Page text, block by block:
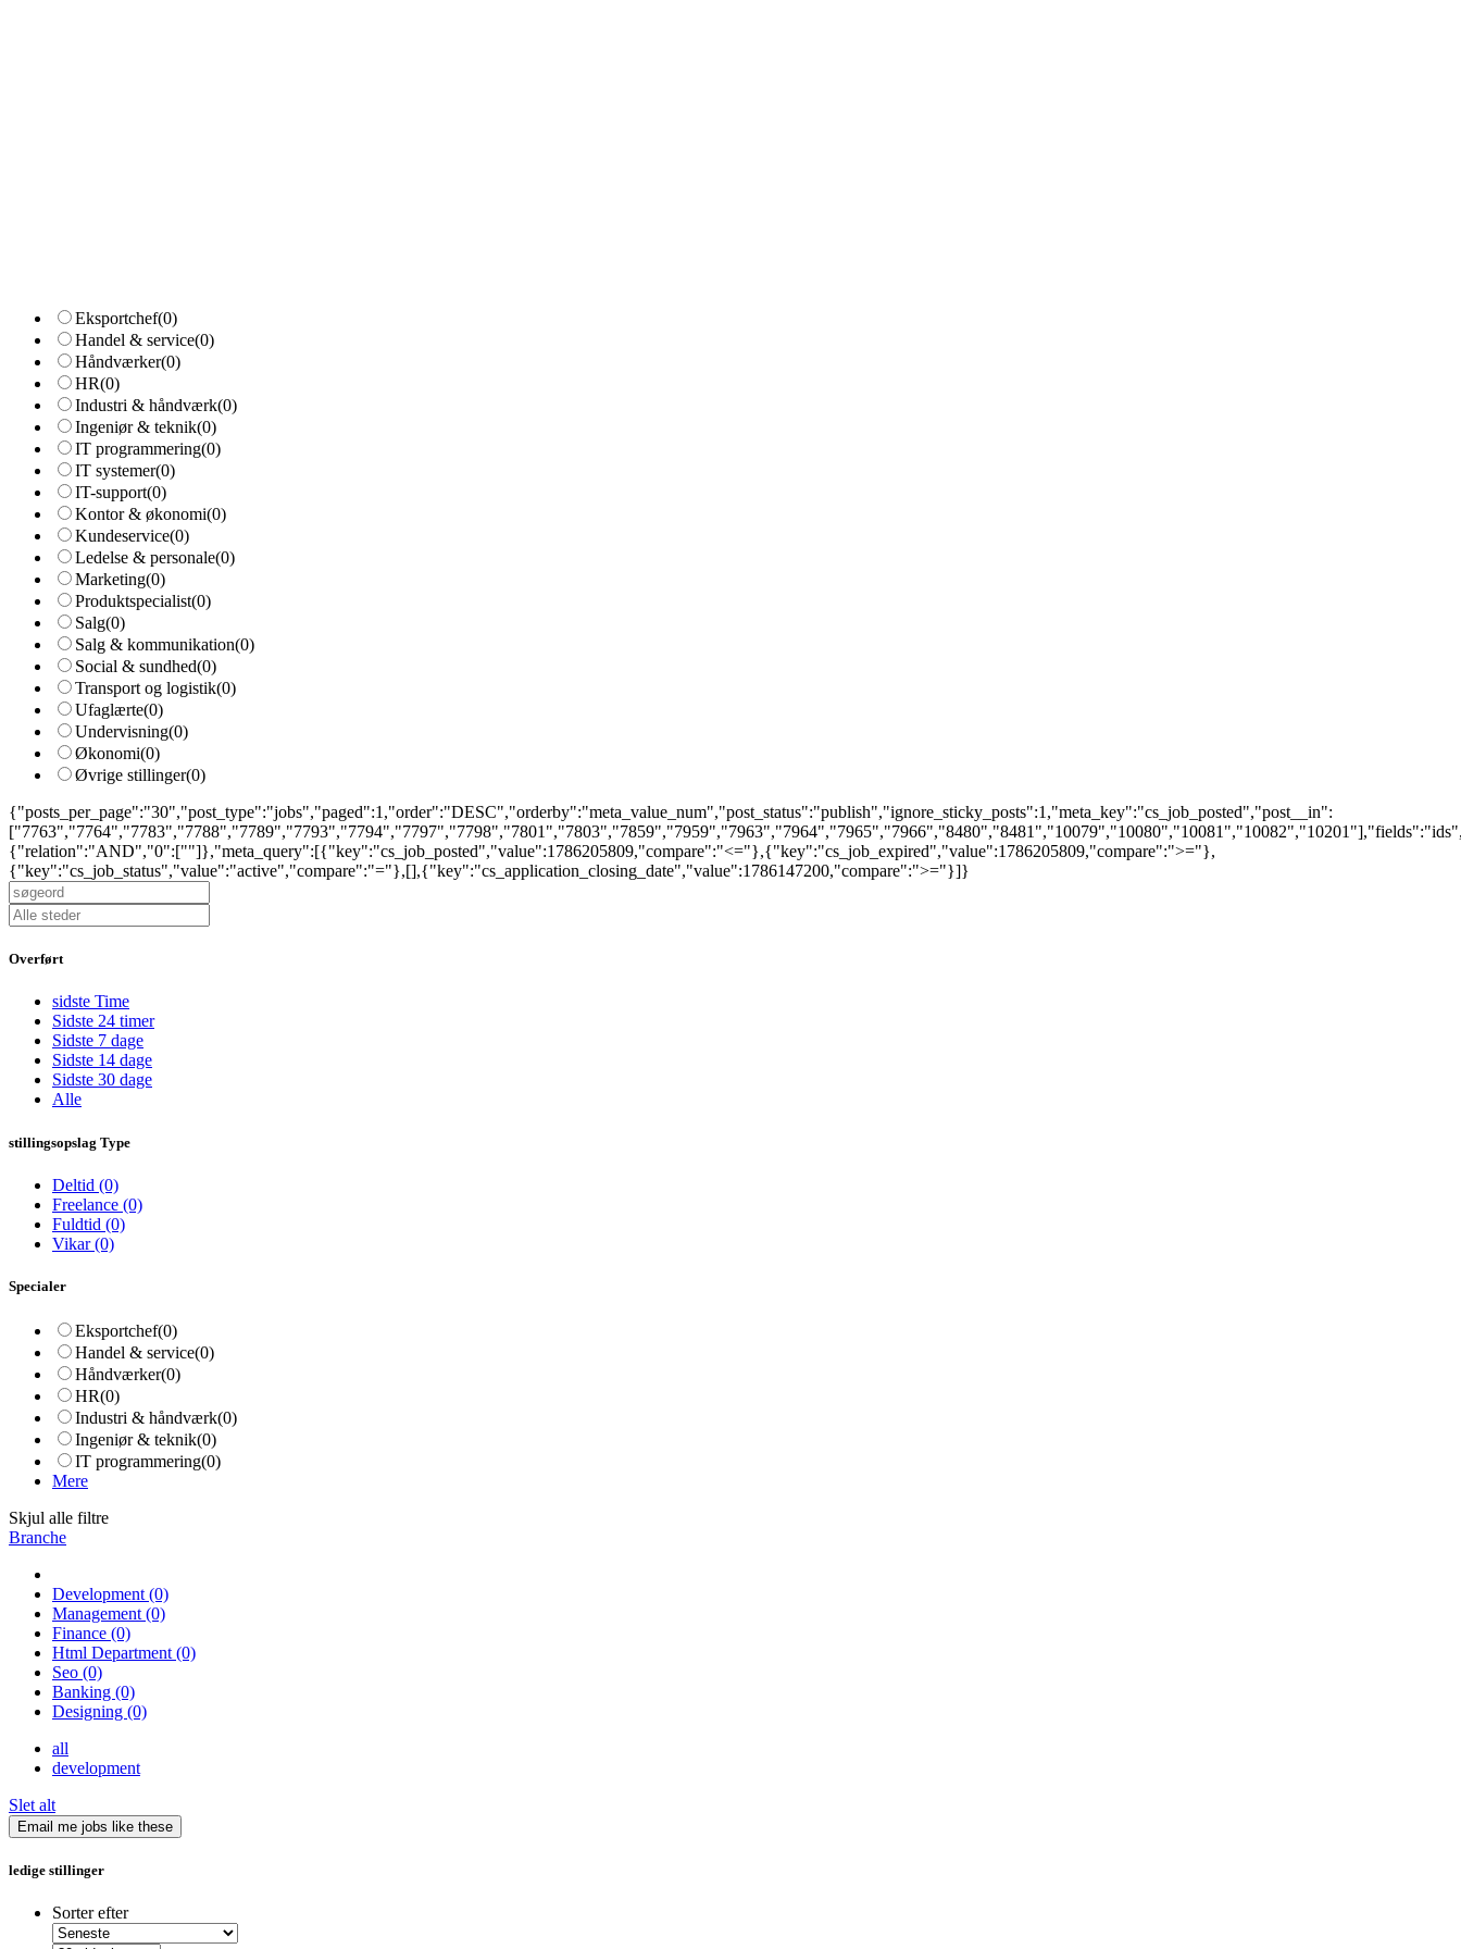
Eksportchef(0)
Handel & service(0)
Håndværker(0)
HR(0)
Industri & håndværk(0)
Ingeniør & teknik(0)
IT programmering(0)
IT systemer(0)
IT-support(0)
Kontor & økonomi(0)
Kundeservice(0)
Ledelse & personale(0)
Marketing(0)
Produktspecialist(0)
Salg(0)
Salg & kommunikation(0)
Social & sundhed(0)
Transport og logistik(0)
Ufaglærte(0)
Undervisning(0)
Økonomi(0)
Øvrige stillinger(0)
{"posts_per_page":"30","post_type":"jobs","paged":1,"order":"DESC","orderby":"meta_value_num","post_status":"publish","ignore_sticky_posts":1,"meta_key":"cs_job_posted","post__in":
{"relation":"AND","0":[""]},"meta_query":[{"key":"cs_job_posted","value":1786205809,"compare":"<="},{"key":"cs_job_expired","value":1786205809,"compare":">="},
{"key":"cs_job_status","value":"active","compare":"="},[],{"key":"cs_application_closing_date","value":1786147200,"compare":">="}]}
Overført
sidste Time
Sidste 24 timer
Sidste 7 dage
Sidste 14 dage
Sidste 30 dage
Alle
stillingsopslag Type
Deltid (0)
Freelance (0)
Fuldtid (0)
Vikar(0)
Specialer
Eksportchef(0)
Handel & service(0)
Håndværker(0)
HR(0)
Industri & håndværk(0)
Ingeniør & teknik(0)
IT programmering(0)
Mere
Skjul alle filtre
Branche
Development (0)
Management (0)
Finance (0)
Html Department (0)
Seo (0)
Banking (0)
Designing (0)
all
development
Slet alt
Email me jobs like these
ledige stillinger
Sorter efter